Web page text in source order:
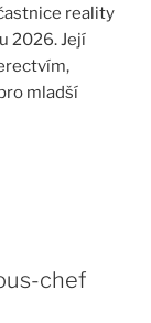
reality
2026. Její
mladší
chef